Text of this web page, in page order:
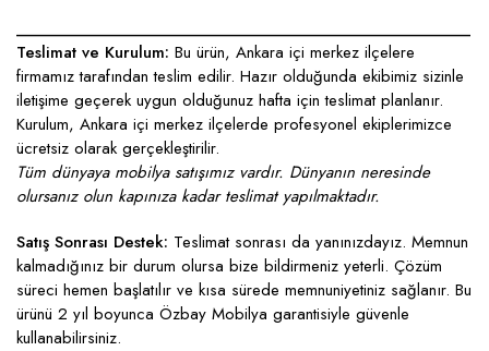
____________________________________________________
Teslimat ve Kurulum: Bu ürün, Ankara içi merkez ilçelere
firmamız tarafından teslim edilir. Hazır olduğunda ekibimiz sizinle
iletişime geçerek uygun olduğunuz hafta için teslimat planlanır.
Kurulum, Ankara içi merkez ilçelerde profesyonel ekiplerimizce
ücretsiz olarak gerçekleştirilir.
Tüm dünyaya mobilya satışımız vardır. Dünyanın neresinde
olursanız olun kapınıza kadar teslimat yapılmaktadır.
Satış Sonrası Destek: Teslimat sonrası da yanınızdayız. Memnun
kalmadığınız bir durum olursa bize bildirmeniz yeterli. Çözüm
süreci hemen başlatılır ve kısa sürede memnuniyetiniz sağlanır. Bu
ürünü 2 yıl boyunca Özbay Mobilya garantisiyle güvenle
kullanabilirsiniz.